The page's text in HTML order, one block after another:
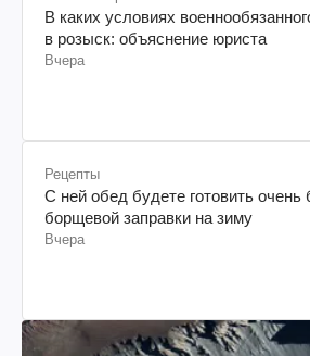
В каких условиях
в розыск: объяснение юриста
Вчера
Рецепты
С ней обед будете готовить очень
борщевой заправки на зиму
Вчера